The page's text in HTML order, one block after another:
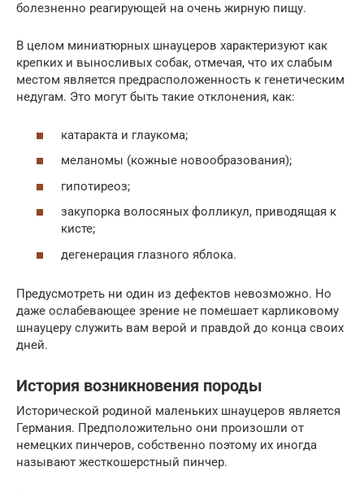
болезненно реагирующей на очень жирную пищу.
В целом миниатюрных шнауцеров характеризуют как
крепких и выносливых собак, отмечая, что их слабым
местом является предрасположенность к генетическим
недугам. Это могут быть такие отклонения, как:
катаракта и глаукома;
меланомы (кожные новообразования);
гипотиреоз;
закупорка волосяных фолликул, приводящая к
кисте;
дегенерация глазного яблока.
Предусмотреть ни один из дефектов невозможно. Но
даже ослабевающее зрение не помешает карликовому
шнауцеру служить вам верой и правдой до конца своих
дней.
История возникновения породы
Исторической родиной маленьких шнауцеров является
Германия. Предположительно они произошли от
немецких пинчеров, собственно поэтому их иногда
называют жесткошерстный пинчер.